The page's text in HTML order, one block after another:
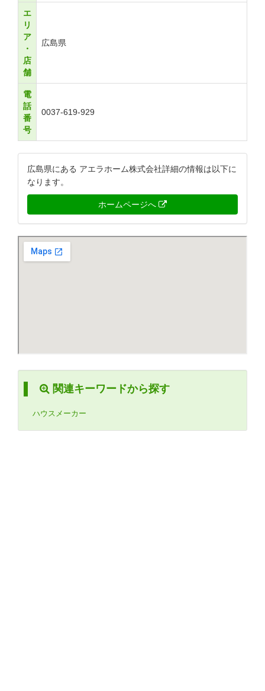
エ
リ
ア
・
店
舗
広島県
電
話
番
号
0037-619-929
広島県にある アエラホーム株式会社詳細の情報は以下に
なります。
ホームページへ
関連キーワードから探す
ハウスメーカー